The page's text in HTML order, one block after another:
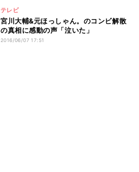
テレビ
宮川大輔&元ほっしゃん。のコンビ解散
の真相に感動の声「泣いた」
2016/06/07 17:51